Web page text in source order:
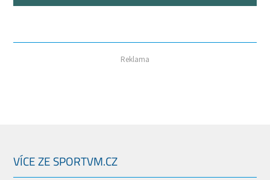
Reklama
VÍCE ZE SPORTVM.CZ